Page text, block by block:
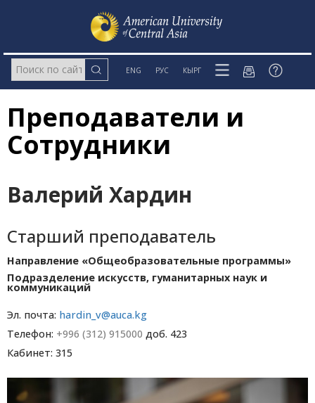
ENG РУС КЫРГ
Преподаватели и
Сотрудники
Валерий Хардин
Старший преподаватель
Направление «Общеобразовательные программы»
Подразделение искусств, гуманитарных наук и
коммуникаций
Эл. почта: hardin_v@auca.kg
Телефон: +996 (312) 915000 доб. 423
Кабинет: 315